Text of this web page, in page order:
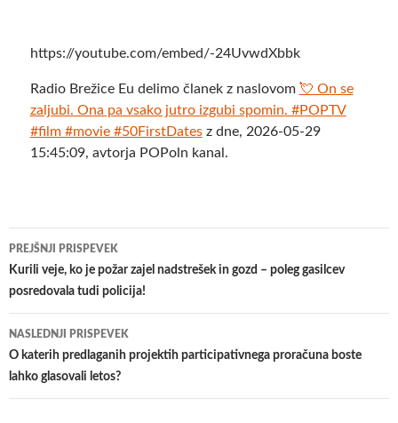
https://youtube.com/embed/-24UvwdXbbk
Radio Brežice Eu delimo članek z naslovom 💘 On se
zaljubi. Ona pa vsako jutro izgubi spomin. #POPTV
#film #movie #50FirstDatesz dne, 2026-05-29
15:45:09, avtorja POPoln kanal.
Krmarjenje
po
prispevkih
PREJŠNJI PRISPEVEK
Kurili veje, ko je požar zajel nadstrešek in gozd – poleg gasilcev
posredovala tudi policija!
NASLEDNJI PRISPEVEK
O katerih predlaganih projektih participativnega proračuna boste
lahko glasovali letos?